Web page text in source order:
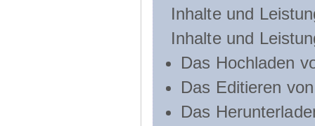
Inhalte und
Inhalte und
Das Hochladen
Das Editieren
Das